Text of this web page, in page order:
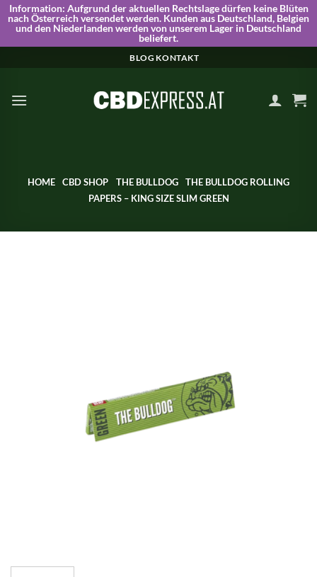
Information: Aufgrund der aktuellen Rechtslage dürfen keine Blüten
nach Österreich versendet werden. Kunden aus Deutschland, Belgien
und den Niederlanden werden von unserem Lager in Deutschland
beliefert.
BLOG KONTAKT
HOME CBD SHOP THE BULLDOG
THE BULLDOG ROLLING
PAPERS – KING SIZE SLIM GREEN